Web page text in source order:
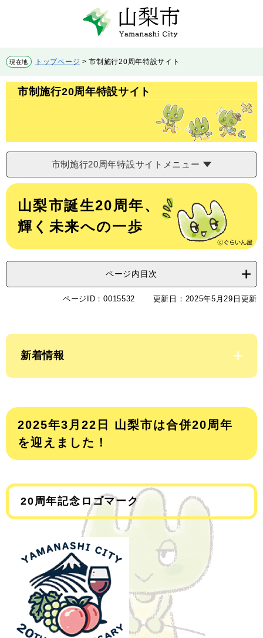
先
頭
で
を
飛
ば
へ
現在地 トップページ >市制施行20周年特設サイト
市制施行20周年特設サイト
市制施行20周年特設サイトメニュー
本
山梨市誕生20周年、
輝く未来への一歩
ページ内目次
ページID：0015532 更新日：2025年5月29日更新
新着情報
2025年3月22日 山梨市は合併20周年
を迎えました！
20周年記念ロゴマーク